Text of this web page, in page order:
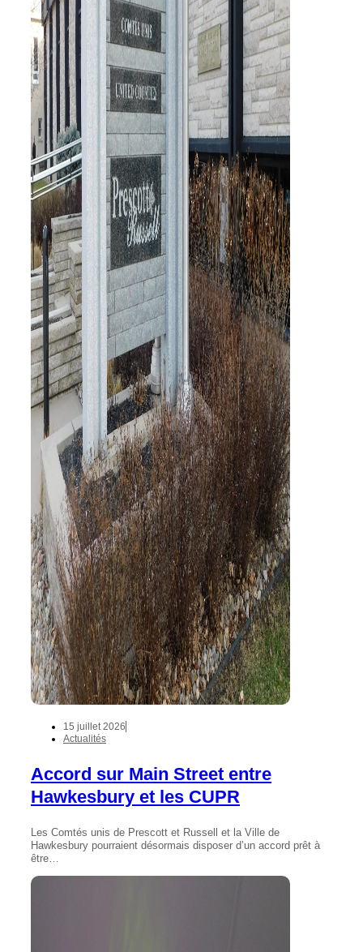
15 juillet 2026
Actualités
Accord sur Main Street entre
Hawkesbury et les CUPR
Les Comtés unis de Prescott et Russell et la Ville de
Hawkesbury pourraient désormais disposer d’un accord prêt à
être…